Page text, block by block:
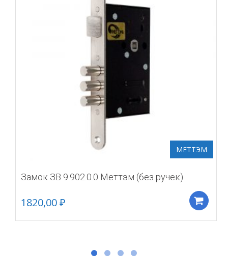
МЕТТЭМ
Замок ЗВ 9.902.0.0 Меттэм (без ручек)
1820,00₽